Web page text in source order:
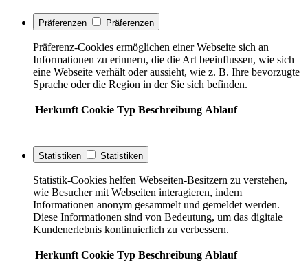
Präferenzen Präferenzen
Präferenz-Cookies ermöglichen einer Webseite sich an
Informationen zu erinnern, die die Art beeinflussen, wie sich
eine Webseite verhält oder aussieht, wie z. B. Ihre bevorzugte
Sprache oder die Region in der Sie sich befinden.
Herkunft Cookie Typ Beschreibung Ablauf
Statistiken Statistiken
Statistik-Cookies helfen Webseiten-Besitzern zu verstehen,
wie Besucher mit Webseiten interagieren, indem
Informationen anonym gesammelt und gemeldet werden.
Diese Informationen sind von Bedeutung, um das digitale
Kundenerlebnis kontinuierlich zu verbessern.
Herkunft Cookie Typ Beschreibung Ablauf